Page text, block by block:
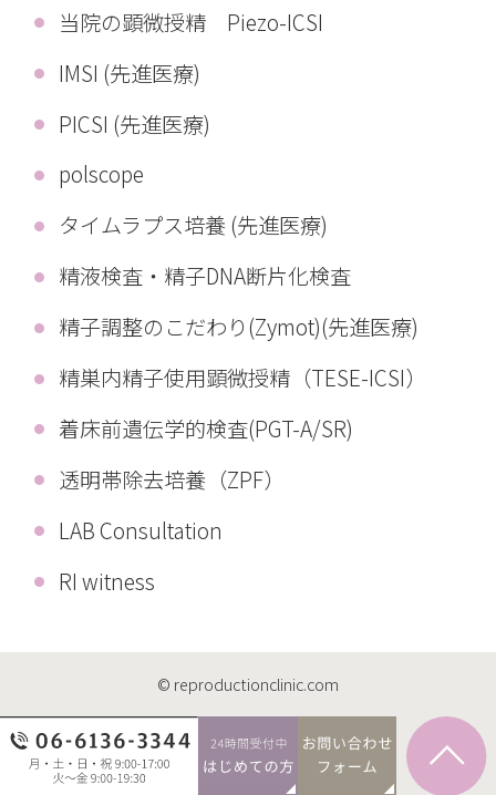
当院の顕微授精 Piezo-ICSI
IMSI (先進医療)
PICSI (先進医療)
polscope
タイムラプス培養 (先進医療)
精液検査・精子DNA断片化検査
精子調整のこだわり(Zymot)(先進医療)
精巣内精子使用顕微授精（TESE-ICSI）
着床前遺伝学的検査(PGT-A/SR)
透明帯除去培養（ZPF）
LAB Consultation
RI witness
© reproductionclinic.com